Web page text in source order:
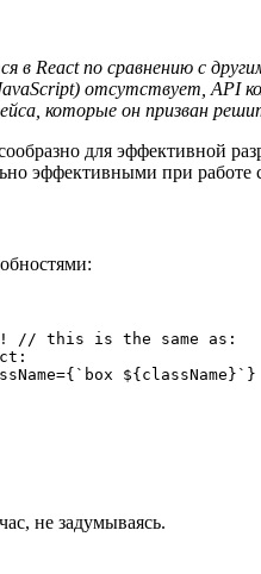
в React по сравнению с
отсутствует, API
которые он призван
для эффективной
эффективными при работе
// this is the same as:
не задумываясь.